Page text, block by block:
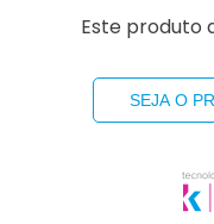
Este produto
SEJA O